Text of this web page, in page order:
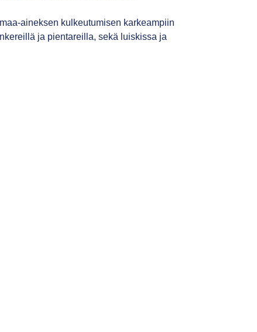
aineksen kulkeutumisen karkeampiin
ja pientareilla, sekä luiskissa ja